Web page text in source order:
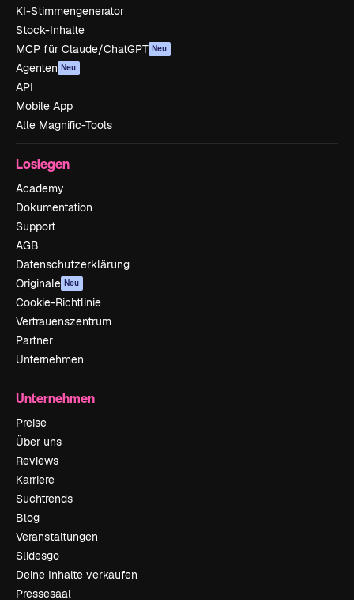
KI-Stimmengenerator
Stock-Inhalte
MCP für Claude/ChatGPT Neu
Agenten Neu
API
Mobile App
Alle Magnific-Tools
Loslegen
Academy
Dokumentation
Support
AGB
Datenschutzerklärung
Originale Neu
Cookie-Richtlinie
Vertrauenszentrum
Partner
Unternehmen
Unternehmen
Preise
Über uns
Reviews
Karriere
Suchtrends
Blog
Veranstaltungen
Slidesgo
Deine Inhalte verkaufen
Pressesaal